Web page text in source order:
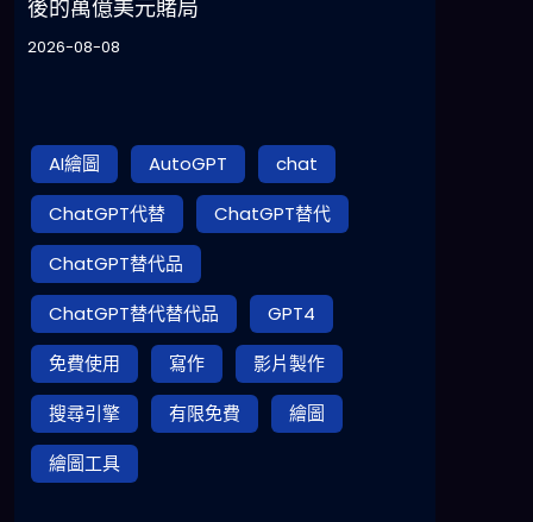
後的萬億美元賭局
2026-08-08
AI繪圖 AutoGPT
chat
ChatGPT代替
ChatGPT替代
ChatGPT替代品
ChatGPT替代替代品
GPT4
免費使用
寫作
影片製作
搜尋引擎
有限免費
繪圖
繪圖工具